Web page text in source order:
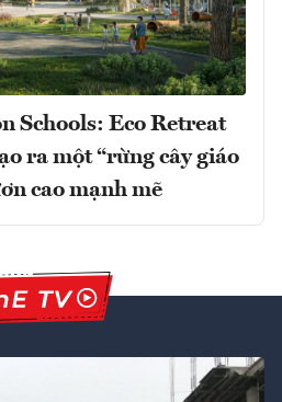
Schools: Eco Retreat
ra một “rừng cây giáo
cao mạnh mẽ